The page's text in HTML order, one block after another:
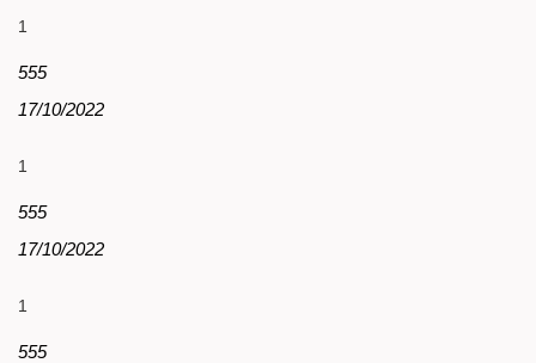
1
555
17/10/2022
1
555
17/10/2022
1
555